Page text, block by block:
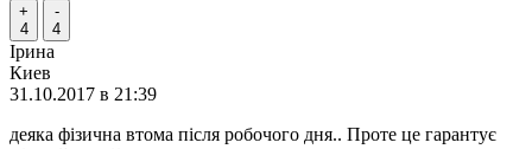
+
4
-
4
Ірина
Киев
31.10.2017 в 21:39
деяка фізична втома після робочого дня.. Проте це гарантує